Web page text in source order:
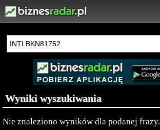
Wyniki wyszukiwania
Nie znaleziono wyników dla podanej frazy.